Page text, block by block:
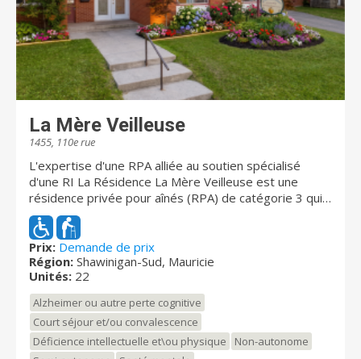
La Mère Veilleuse
1455, 110e rue
L'expertise d'une RPA alliée au soutien spécialisé
d'une RI La Résidence La Mère Veilleuse est une
résidence privée pour aînés (RPA) de catégorie 3 qui a
su évoluer pour répondre aux besoins croissants de la
communauté. Cette année, nous sommes fiers d'avoir
converti 12 places en Ressource Intermédiaire (RI)
dédiées spécifiquement à une clientèle vivant avec
une déficience intellectuelle (DI) ou un trouble du
spectre de l'autisme (TSA). Un milieu de vie inclusif et
sécuritaire Notre résidence offre un environnement
hybride unique où le confort d'un milieu de vie
résidentiel rencontre la rigueur d'un encadrement
Prix: Demande de prix
Région: Shawinigan-Sud, Mauricie
Unités: 22
Alzheimer ou autre perte cognitive
Court séjour et/ou convalescence
Déficience intellectuelle et\ou physique
Non-autonome